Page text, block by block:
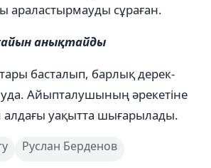
араластырмауды сұраған.
анықтайды
басталып, барлық дерек-
Айыпталушының әрекетіне
алдағы уақытта шығарылады.
Руслан Берденов